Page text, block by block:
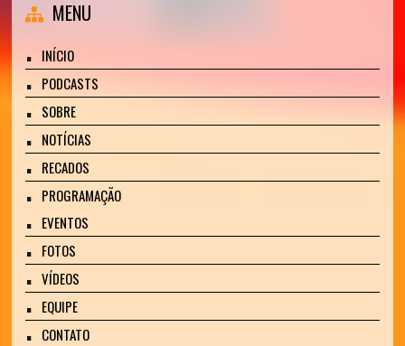
MENU
INÍCIO
PODCASTS
SOBRE
NOTÍCIAS
RECADOS
PROGRAMAÇÃO
EVENTOS
FOTOS
VÍDEOS
EQUIPE
CONTATO